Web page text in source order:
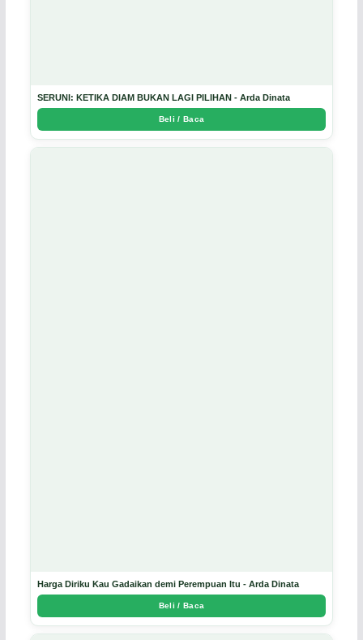
SERUNI: KETIKA DIAM BUKAN LAGI PILIHAN - Arda Dinata
Beli / Baca
Harga Diriku Kau Gadaikan demi Perempuan Itu - Arda Dinata
Beli / Baca